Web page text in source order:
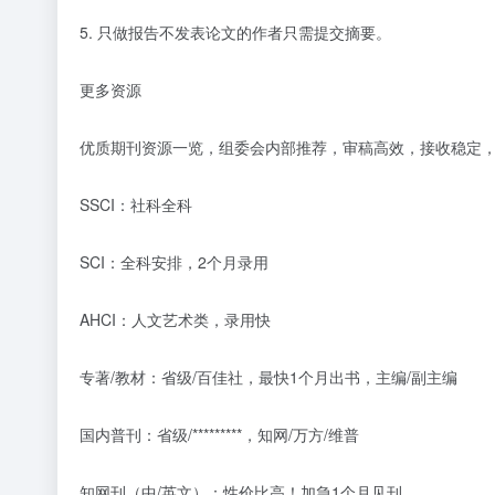
5. 只做报告不发表论文的作者只需提交摘要。
更多资源
优质期刊资源一览，组委会内部推荐，审稿高效，接收稳定
SSCI：社科全科
SCI：全科安排，2个月录用
AHCI：人文艺术类，录用快
专著/教材：省级/百佳社，最快1个月出书，主编/副主编
国内普刊：省级/*********，知网/万方/维普